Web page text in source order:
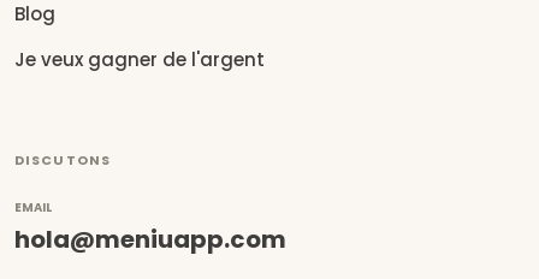
Blog
Je veux gagner de l'argent
DISCUTONS
EMAIL
hola@meniuapp.com